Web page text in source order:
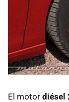
El motor diésel